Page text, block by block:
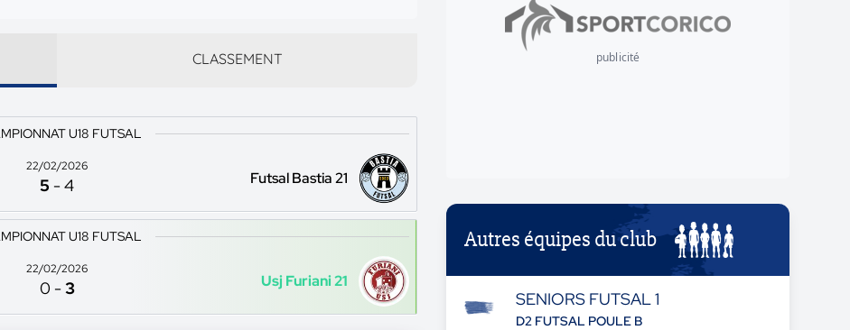
CLASSEMENT
U18 FUTSAL
22/02/2026
5 -4 Futsal Bastia 21
U18 FUTSAL
22/02/2026
0 -3 Usj Furiani 21
publicité
Autres équipes du club
SENIORS FUTSAL 1
D2 FUTSAL POULE B